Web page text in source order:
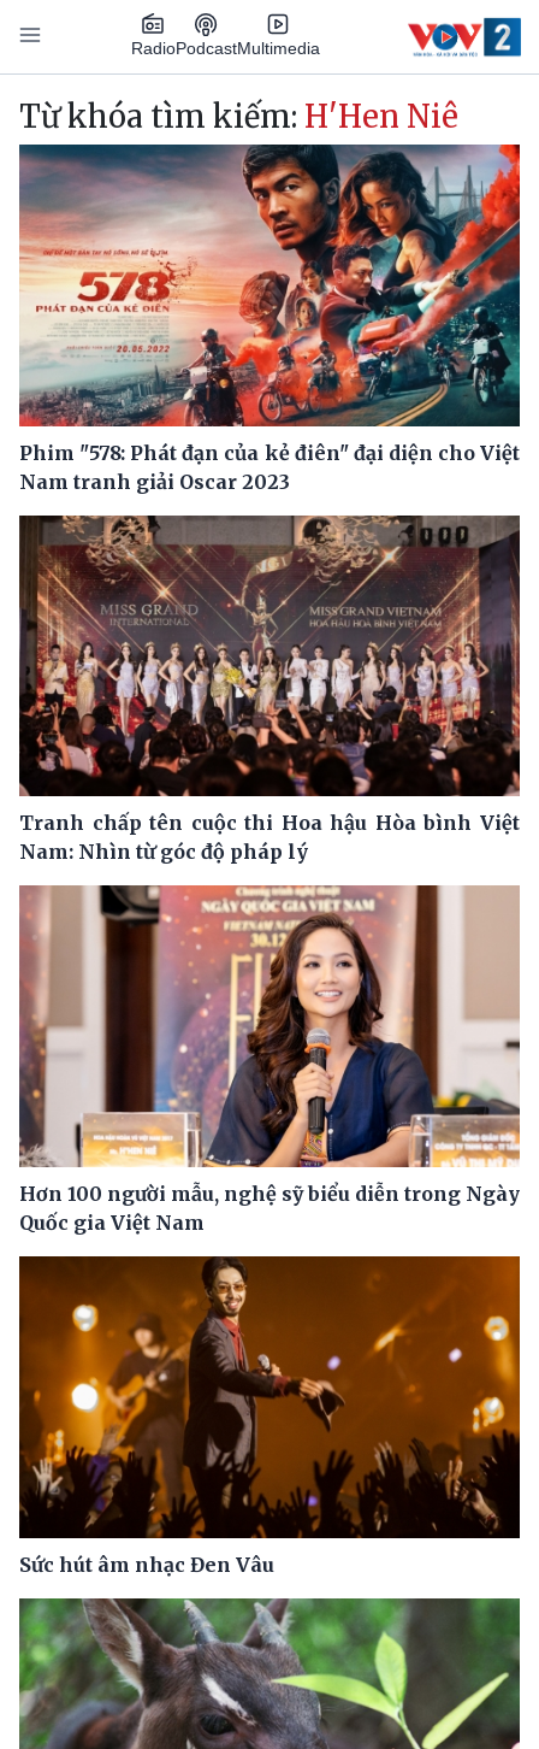
Nhảy đến nội dung
RadioPodcastMultimedia
Main navigation
Từ khóa tìm kiếm: H'Hen Niê
Phim "578: Phát đạn của kẻ điên" đại diện cho Việt
Nam tranh giải Oscar 2023
Tranh chấp tên cuộc thi Hoa hậu Hòa bình Việt
Nam: Nhìn từ góc độ pháp lý
Hơn 100 người mẫu, nghệ sỹ biểu diễn trong Ngày
Quốc gia Việt Nam
Sức hút âm nhạc Đen Vâu